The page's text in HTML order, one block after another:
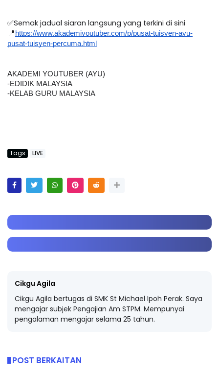
✅Semak jadual siaran langsung yang terkini di sini
📍 https://www.akademiyoutuber.com/p/pusat-tuisyen-ayu-
pusat-tuisyen-percuma.html
AKADEMI YOUTUBER (AYU)
-EDIDIK MALAYSIA
-KELAB GURU MALAYSIA
Tags LIVE
Cikgu Agila
Cikgu Agila bertugas di SMK St Michael Ipoh Perak. Saya
mengajar subjek Pengajian Am STPM. Mempunyai
pengalaman mengajar selama 25 tahun.
POST BERKAITAN